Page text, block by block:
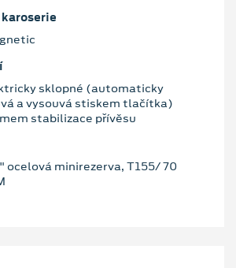
sklopné (automaticky
a vysouvá stiskem tlačítka)
stabilizace přívěsu
ocelová minirezerva, T155/ 70